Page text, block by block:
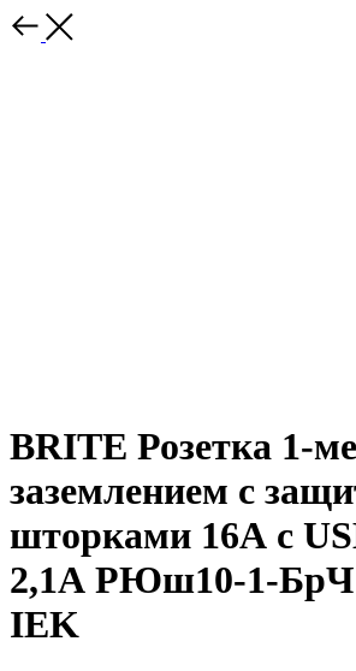
BRITE Розетка 1-
заземлением с
шторками 16А с
2,1А РЮш10-1-БрЧ
IEK